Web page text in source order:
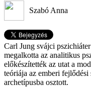
Szabó Anna
Carl Jung svájci
megalkotta az analitikus
előkészítették az utat a
teóriája az emberi fejlődési
archetípusba osztott.